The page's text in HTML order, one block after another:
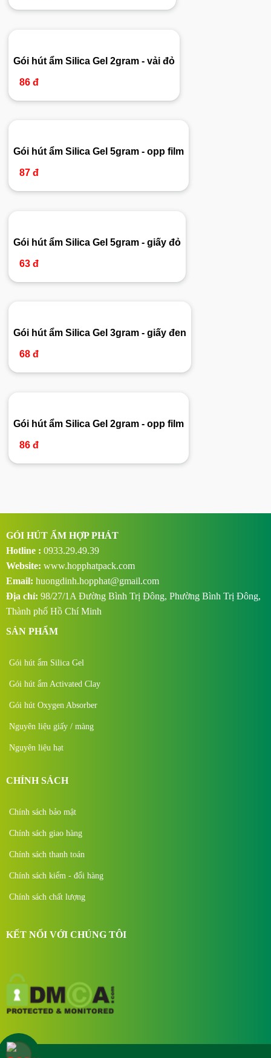
Gói hút ẩm Silica Gel 2gram - vải đỏ
86 đ
Gói hút ẩm Silica Gel 5gram - opp film
87 đ
Gói hút ẩm Silica Gel 5gram - giấy đỏ
63 đ
Gói hút ẩm Silica Gel 3gram - giấy đen
68 đ
Gói hút ẩm Silica Gel 2gram - opp film
86 đ
GÓI HÚT ẨM HỢP PHÁT
Hotline : 0933.29.49.39
Website: www.hopphatpack.com
Email: huongdinh.hopphat@gmail.com
Địa chỉ: 98/27/1A Đường Bình Trị Đông, Phường Bình Trị Đông,
Thành phố Hồ Chí Minh
SẢN PHẨM
Gói hút ẩm Silica Gel
Gói hút ẩm Activated Clay
Gói hút Oxygen Absorber
Nguyên liệu giấy / màng
Nguyên liệu hạt
CHÍNH SÁCH
Chính sách bảo mật
Chính sách giao hàng
Chính sách thanh toán
Chính sách kiểm - đổi hàng
Chính sách chất lượng
KẾT NỐI VỚI CHÚNG TÔI
Copyright © 2022. All Right Reserved